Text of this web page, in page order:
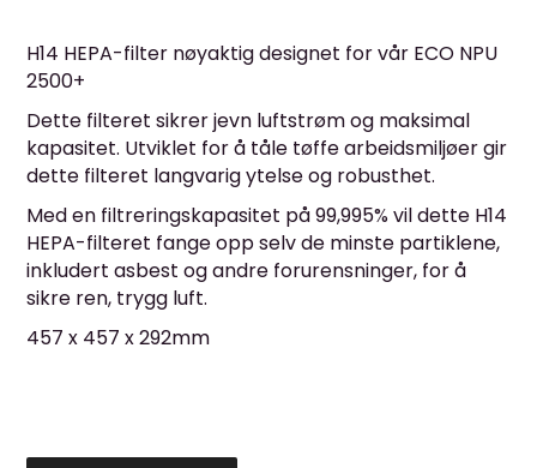
H14 HEPA-filter nøyaktig designet for vår ECO NPU
2500+
Dette filteret sikrer jevn luftstrøm og maksimal
kapasitet. Utviklet for å tåle tøffe arbeidsmiljøer gir
dette filteret langvarig ytelse og robusthet.
Med en filtreringskapasitet på 99,995% vil dette H14
HEPA-filteret fange opp selv de minste partiklene,
inkludert asbest og andre forurensninger, for å
sikre ren, trygg luft.
457 x 457 x 292mm